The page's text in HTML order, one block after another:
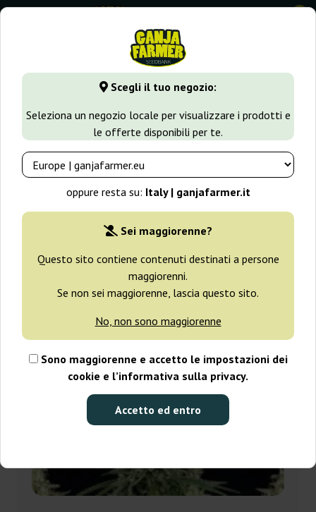
Scegli il tuo negozio:
Seleziona un negozio locale per visualizzare i prodotti e
le offerte disponibili per te.
oppure resta su: Italy | ganjafarmer.it
Sei maggiorenne?
Questo sito contiene contenuti destinati a persone
maggiorenni.
Se non sei maggiorenne, lascia questo sito.
No, non sono maggiorenne
Sono maggiorenne e accetto le impostazioni dei
cookie e l’informativa sulla privacy.
Accetto ed entro
0
GanjaFarmer.it Varietà di Cannabis Jack Herer
Jack Herer Semi
Filtri Ordinamento